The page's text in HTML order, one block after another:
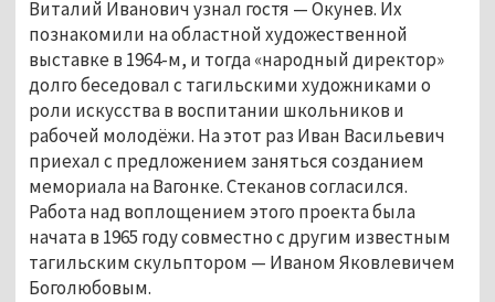
Виталий Иванович узнал гостя — Окунев. Их
познакомили на областной художественной
выставке в 1964-м, и тогда «народный директор»
долго беседовал с тагильскими художниками о
роли искусства в воспитании школьников и
рабочей молодёжи. На этот раз Иван Васильевич
приехал с предложением заняться созданием
мемориала на Вагонке. Стеканов согласился.
Работа над воплощением этого проекта была
начата в 1965 году совместно с другим известным
тагильским скульптором — Иваном Яковлевичем
Боголюбовым.